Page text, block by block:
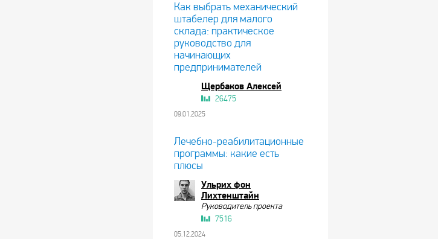
Как выбрать механический
штабелер для малого
склада: практическое
руководство для
начинающих
предпринимателей
Щербаков Алексей
26475
09.01.2025
Лечебно-реабилитационные
программы: какие есть
плюсы
Ульрих фон
Лихтенштайн
Руководитель проекта
7516
05.12.2024